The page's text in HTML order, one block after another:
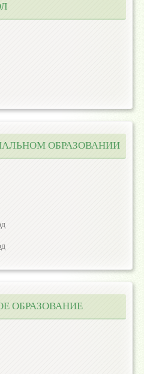
ОБРАЗОВАНИИ
ОБРАЗОВАНИЕ